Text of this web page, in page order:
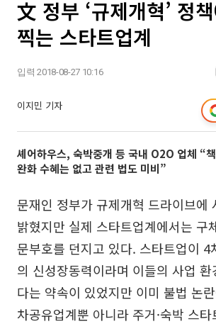
文 정부 ‘규제개혁’ 정
찍는 스타트업계
입력 2018-08-27 10:16
이지민 기자
셰어하우스, 숙박중개 등 국내 O2O 업체 “
완화 수혜는 없고 관련 법도 미비”
문재인 정부가 규제개혁 드라이브에
밝혔지만 실제 스타트업계에서는 구
문부호를 던지고 있다. 스타트업이 4
의 신성장동력이라며 이들의 사업
다는 약속이 있었지만 이미 불법 논
차공유업계뿐 아니라 주거·숙박 스